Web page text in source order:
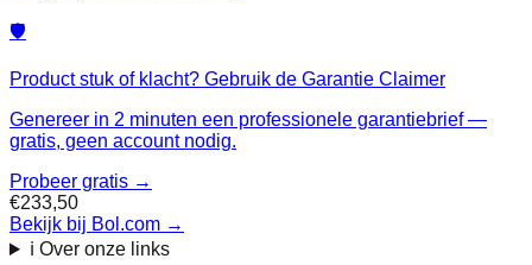
🛡️
Product stuk of klacht? Gebruik de Garantie Claimer
Genereer in 2 minuten een professionele garantiebrief —
gratis, geen account nodig.
Probeer gratis →
€233,50
Bekijk bij Bol.com →
ℹ️ Over onze links